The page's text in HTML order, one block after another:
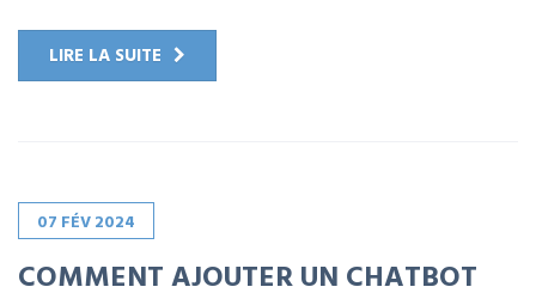
LIRE LA SUITE
07 FÉV2024
COMMENT AJOUTER UN CHATBOT